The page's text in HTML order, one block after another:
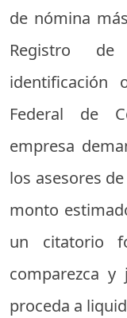
de nómina
Registro de
identificación
Federal de
empresa
los asesores
monto
un citatorio
comparezca
proceda a